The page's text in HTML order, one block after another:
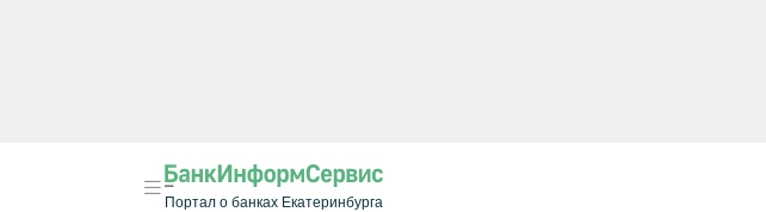
Портал о банках Екатеринбурга